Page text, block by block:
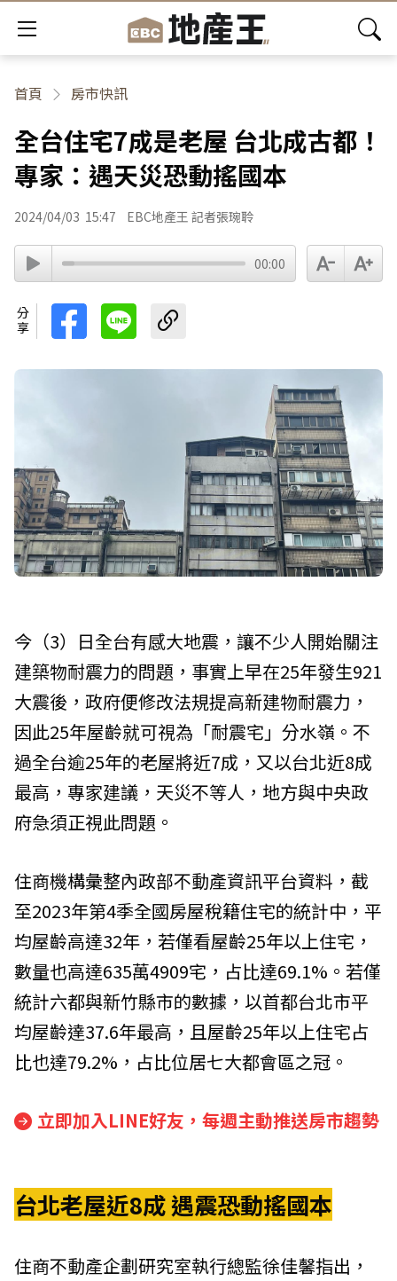
首頁 房市快訊
全台住宅7成是老屋 台北成古都！
專家：遇天災恐動搖國本
2024/04/03 15:47 EBC地產王 記者張琬聆
00:00
分享
今（3）日全台有感大地震，讓不少人開始關注
建築物耐震力的問題，事實上早在25年發生921
大震後，政府便修改法規提高新建物耐震力，
因此25年屋齡就可視為「耐震宅」分水嶺。不
過全台逾25年的老屋將近7成，又以台北近8成
最高，專家建議，天災不等人，地方與中央政
府急須正視此問題。
住商機構彙整內政部不動產資訊平台資料，截
至2023年第4季全國房屋稅籍住宅的統計中，平
均屋齡高達32年，若僅看屋齡25年以上住宅，
數量也高達635萬4909宅，占比達69.1%。若僅
統計六都與新竹縣市的數據，以首都台北市平
均屋齡達37.6年最高，且屋齡25年以上住宅占
比也達79.2%，占比位居七大都會區之冠。
立即加入LINE好友，每週主動推送房市趨勢
台北老屋近8成 遇震恐動搖國本
住商不動產企劃研究室執行總監徐佳馨指出，